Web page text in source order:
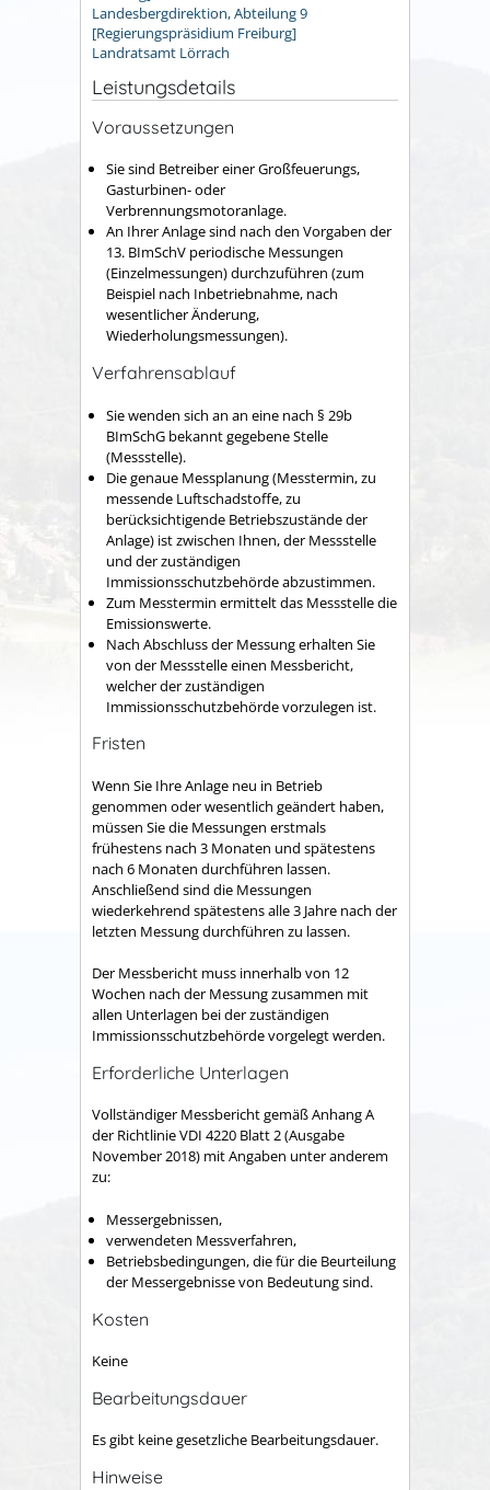
Landesbergdirektion, Abteilung 9
[Regierungspräsidium Freiburg]
Landratsamt Lörrach
Leistungsdetails
Voraussetzungen
Sie sind Betreiber einer Großfeuerungs,
Gasturbinen- oder
Verbrennungsmotoranlage.
An Ihrer Anlage sind nach den Vorgaben der
13. BImSchV periodische Messungen
(Einzelmessungen) durchzuführen (zum
Beispiel nach Inbetriebnahme, nach
wesentlicher Änderung,
Wiederholungsmessungen).
Verfahrensablauf
Sie wenden sich an an eine nach § 29b
BImSchG bekannt gegebene Stelle
(Messstelle).
Die genaue Messplanung (Messtermin, zu
messende Luftschadstoffe, zu
berücksichtigende Betriebszustände der
Anlage) ist zwischen Ihnen, der Messstelle
und der zuständigen
Immissionsschutzbehörde abzustimmen.
Zum Messtermin ermittelt das Messstelle die
Emissionswerte.
Nach Abschluss der Messung erhalten Sie
von der Messstelle einen Messbericht,
welcher der zuständigen
Immissionsschutzbehörde vorzulegen ist.
Fristen
Wenn Sie Ihre Anlage neu in Betrieb
genommen oder wesentlich geändert haben,
müssen Sie die Messungen erstmals
frühestens nach 3 Monaten und spätestens
nach 6 Monaten durchführen lassen.
Anschließend sind die Messungen
wiederkehrend spätestens alle 3 Jahre nach der
letzten Messung durchführen zu lassen.
Der Messbericht muss innerhalb von 12
Wochen nach der Messung zusammen mit
allen Unterlagen bei der zuständigen
Immissionsschutzbehörde vorgelegt werden.
Erforderliche Unterlagen
Vollständiger Messbericht gemäß Anhang A
der Richtlinie VDI 4220 Blatt 2 (Ausgabe
November 2018) mit Angaben unter anderem
zu:
Messergebnissen,
verwendeten Messverfahren,
Betriebsbedingungen, die für die Beurteilung
der Messergebnisse von Bedeutung sind.
Kosten
Keine
Bearbeitungsdauer
Es gibt keine gesetzliche Bearbeitungsdauer.
Hinweise